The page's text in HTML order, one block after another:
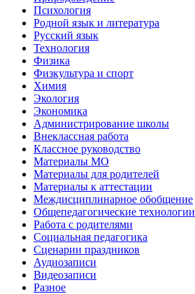
Психология
Родной язык и литература
Русский язык
Технология
Физика
Физкультура и спорт
Химия
Экология
Экономика
Администрирование школы
Внеклассная работа
Классное руководство
Материалы МО
Материалы для родителей
Материалы к аттестации
Междисциплинарное обобщение
Общепедагогические технологии
Работа с родителями
Социальная педагогика
Сценарии праздников
Аудиозаписи
Видеозаписи
Разное